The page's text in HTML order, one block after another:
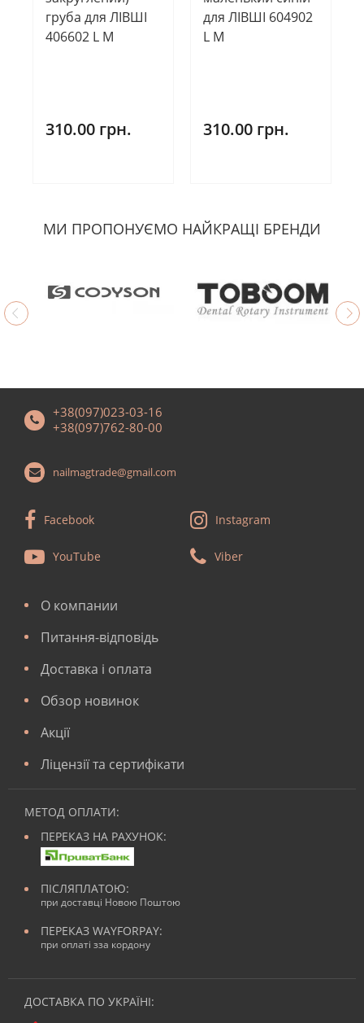
груба для ЛІВШІ
406602 L М
310.00 грн.
для ЛІВШІ 604902
L M
310.00 грн.
МИ ПРОПОНУЄМО НАЙКРАЩІ БРЕНДИ
+38(097)023-03-16
+38(097)762-80-00
nailmagtrade@gmail.com
Facebook Instagram
YouTube Viber
О компании
Питання-відповідь
Доставка і оплата
Обзор новинок
Акції
Ліцензії та сертифікати
МЕТОД ОПЛАТИ:
ПЕРЕКАЗ НА РАХУНОК:
ПІСЛЯПЛАТОЮ:
при доставці Новою Поштою
ПЕРЕКАЗ WAYFORPAY:
при оплаті зза кордону
ДОСТАВКА ПО УКРАЇНІ: